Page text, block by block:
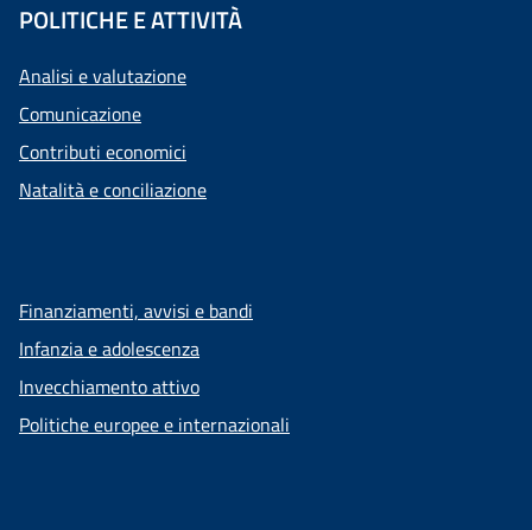
POLITICHE E ATTIVITÀ
Analisi e valutazione
Comunicazione
Contributi economici
Natalità e conciliazione
Finanziamenti, avvisi e bandi
Infanzia e adolescenza
Invecchiamento attivo
Politiche europee e internazionali